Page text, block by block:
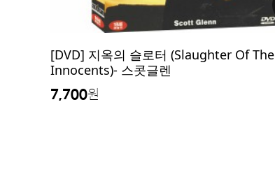
[DVD] 지옥의 슬로터 (Slaughter Of The
Innocents)- 스콧글렌
7,700원